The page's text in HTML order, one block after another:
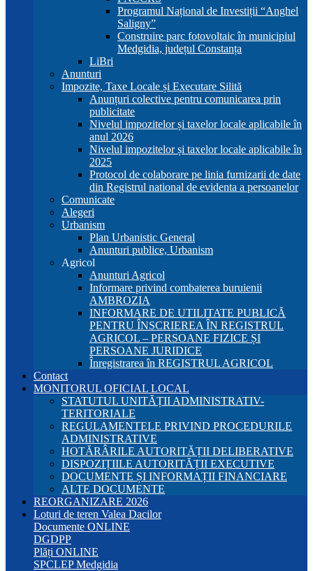
Programul Național de Investiții “Anghel
Saligny”
Construire parc fotovoltaic în municipiul
Medgidia, județul Constanța
LiBri
Anunturi
Impozite, Taxe Locale și Executare Silită
Anunțuri colective pentru comunicarea prin
publicitate
Nivelul impozitelor și taxelor locale aplicabile în
anul 2026
Nivelul impozitelor și taxelor locale aplicabile în
2025
Protocol de colaborare pe linia furnizarii de date
din Registrul national de evidenta a persoanelor
Comunicate
Alegeri
Urbanism
Plan Urbanistic General
Anunturi publice, Urbanism
Agricol
Anunturi Agricol
Informare privind combaterea buruienii
AMBROZIA
INFORMARE DE UTILITATE PUBLICĂ
PENTRU ÎNSCRIEREA ÎN REGISTRUL
AGRICOL – PERSOANE FIZICE ȘI
PERSOANE JURIDICE
Înregistrarea în REGISTRUL AGRICOL
Contact
MONITORUL OFICIAL LOCAL
STATUTUL UNITĂȚII ADMINISTRATIV-
TERITORIALE
REGULAMENTELE PRIVIND PROCEDURILE
ADMINISTRATIVE
HOTĂRÂRILE AUTORITĂȚII DELIBERATIVE
DISPOZIȚIILE AUTORITĂȚII EXECUTIVE
DOCUMENTE ȘI INFORMAȚII FINANCIARE
ALTE DOCUMENTE
REORGANIZARE 2026
Loturi de teren Valea Dacilor
Documente ONLINE
DGDPP
Plăți ONLINE
SPCLEP Medgidia